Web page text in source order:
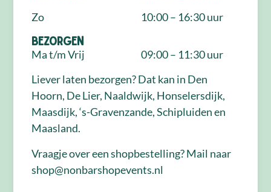
Zo
10:00 – 16:30 uur
Bezorgen
Ma t/m Vrij
09:00 – 11:30 uur
Liever laten bezorgen? Dat kan in Den
Hoorn, De Lier, Naaldwijk, Honselersdijk,
Maasdijk, ‘s-Gravenzande, Schipluiden en
Maasland.
Vraagje over een shopbestelling? Mail naar
shop@nonbarshopevents.nl